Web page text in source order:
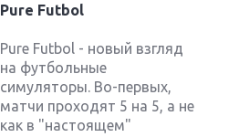
Pure Futbol
Pure Futbol - новый взгляд
на футбольные
симуляторы. Во-первых,
матчи проходят 5 на 5, а не
как в "настоящем"